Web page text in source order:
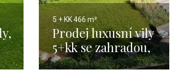
5 + KK466 m²
Prodej luxusní vily
5+kk se zahradou,
Praha 5 - 466 m2